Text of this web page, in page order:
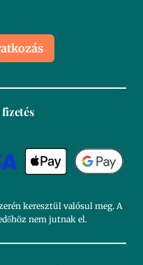
keresztül valósul meg. A
nem jutnak el.